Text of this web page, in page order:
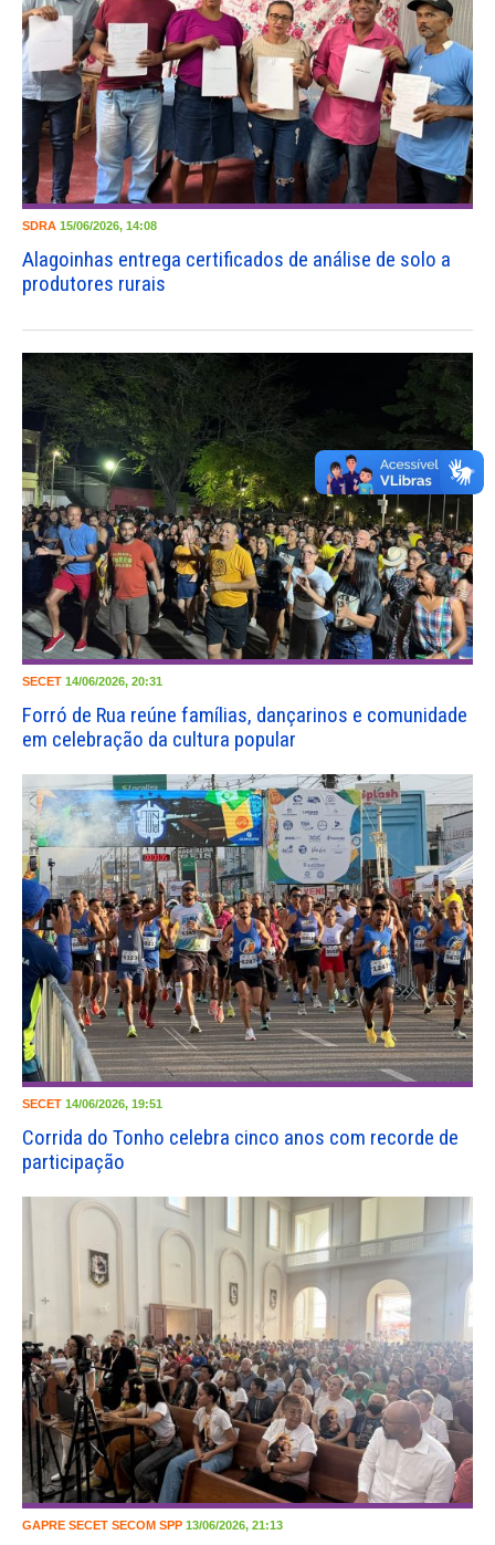
SDRA 15/06/2026, 14:08
Alagoinhas entrega certificados de análise de solo a
produtores rurais
SECET 14/06/2026, 20:31
Forró de Rua reúne famílias, dançarinos e comunidade
em celebração da cultura popular
SECET 14/06/2026, 19:51
Corrida do Tonho celebra cinco anos com recorde de
participação
GAPRE SECET SECOM SPP 13/06/2026, 21:13